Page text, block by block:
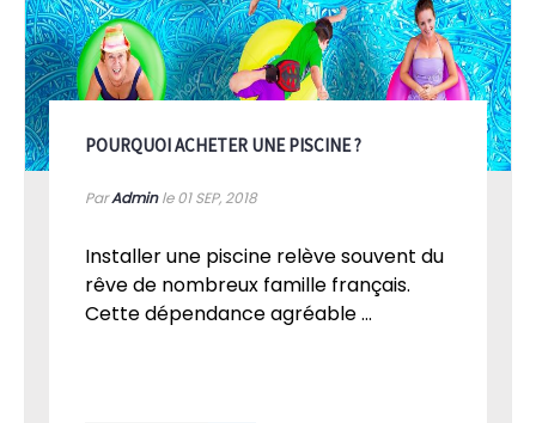
POURQUOI ACHETER UNE PISCINE ?
ParAdminle 01SEP, 2018
Installer une piscine relève souvent du
rêve de nombreux famille français.
Cette dépendance agréable ...